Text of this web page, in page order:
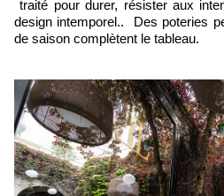
traité pour durer, résister aux
design intemporel.. Des poteries
de saison complètent le tableau.